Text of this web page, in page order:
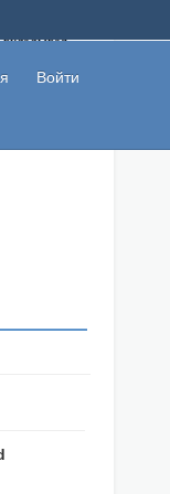
Войти